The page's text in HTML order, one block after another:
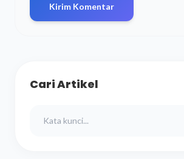
Kirim Komentar
Cari Artikel